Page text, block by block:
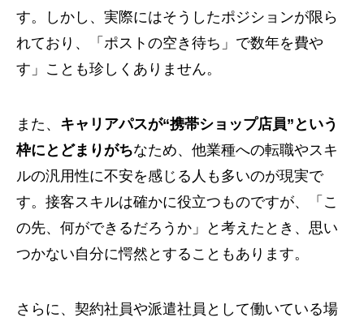
す。しかし、実際にはそうしたポジションが限ら
れており、「ポストの空き待ち」で数年を費や
す」ことも珍しくありません。
また、 キャリアパスが“携帯ショップ店員”という
枠にとどまりがちなため、他業種への転職やスキ
ルの汎用性に不安を感じる人も多いのが現実で
す。接客スキルは確かに役立つものですが、「こ
の先、何ができるだろうか」と考えたとき、思い
つかない自分に愕然とすることもあります。
さらに、契約社員や派遣社員として働いている場